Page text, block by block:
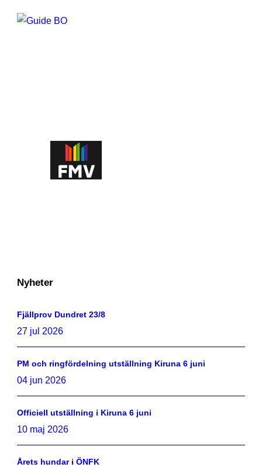
Nyheter
Fjällprov Dundret 23/8
27 jul 2026
PM och ringfördelning utställning Kiruna 6 juni
04 jun 2026
Officiell utställning i Kiruna 6 juni
10 maj 2026
Årets hundar i ÖNFK